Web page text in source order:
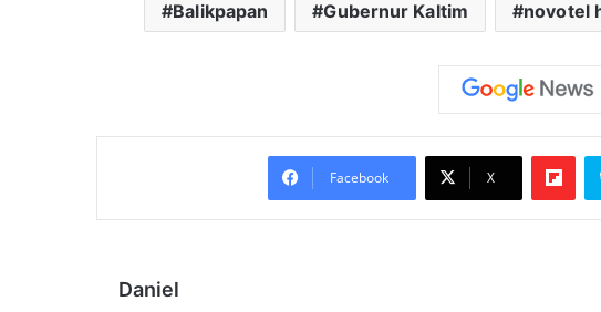
Balikpapan Gubernur Kaltim novotel
Facebook X
Daniel